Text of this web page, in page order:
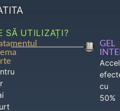
SĂ UTILIZAȚI?
GEL
cu
50%